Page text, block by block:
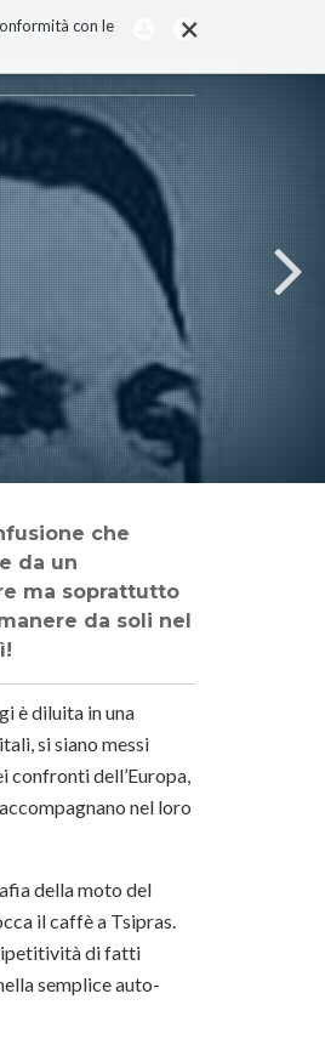
×
con le
da un
ma soprattutto
da soli nel
è diluita in una
si siano messi
confronti dell’Europa,
nel loro
della moto del
il caffè a Tsipras.
ripetitività di fatti
semplice auto-